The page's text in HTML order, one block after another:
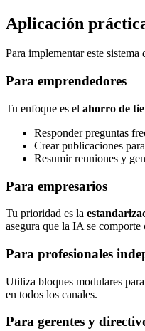
Aplicación
Para implementar este
Para emprendedores
Tu enfoque es el ahorro de
Responder preguntas
Crear publicaciones
Resumir reuniones y
Para empresarios
Tu prioridad es la
asegura que la IA se
Para profesionales
Utiliza bloques modulares
en todos los canales.
Para gerentes y